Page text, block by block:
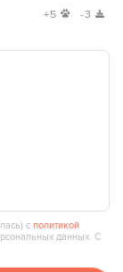
+5 -3
сполитикой
данных. С